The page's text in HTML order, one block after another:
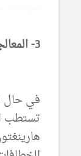
3- المعالجة الجراحية :
في حال
تستطب